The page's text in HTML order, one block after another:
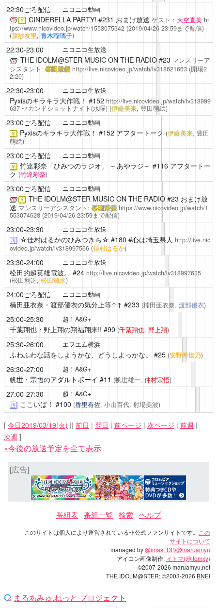
22:30ごろ配信 ニコニコ動画
￥ CINDERELLA PARTY! #231 おまけ放送 ゲスト： 大空直美 ht
tps://www.nicovideo.jp/watch/1553075342(2019/04/26 23:59まで配信)
(原紗友里, 青木瑠璃子)
22:30-23:00 ニコニコ生放送
THE IDOLM@STER MUSIC ON THE RADIO#23 マンスリーア
シスタント:峯田茉優 http://live.nicovideo.jp/watch/lv318621663(開場2
2:20)
22:30-23:00 ニコニコ生放送
Pyxisのキラキラ大作戦！ #152 http://live.nicovideo.jp/watch/lv318999
637セカンドショットナイト(水曜) (伊藤美来, 豊田萌絵)
23:00ごろ配信 ニコニコ動画
￥ Pyxisのキラキラ大作戦！ #152 アフタートーク (伊藤美来, 豊田
萌絵)
23:00ごろ配信 ニコニコ動画
￥ 竹達彩奈「ひみつのラジオ」 ～あやラジ～ #116 アフタートー
ク(竹達彩奈)
23:00ごろ配信 ニコニコ動画
￥ THE IDOLM@STER MUSIC ON THE RADIO#23 おまけ放
送 マンスリーアシスタント: 峯田茉優 https://www.nicovideo.jp/watch/1
553074628(2019/04/26 23:59まで配信)
23:00-23:30 ニコニコ生放送
再 ☆佳村はるかのひみつきち☆ #180 #心は埼玉県人 http://live.nic
ovideo.jp/watch/lv318997566 (佳村はるか)
23:30-24:00 ニコニコ生放送
松田的超英雄電波。 #24 http://live.nicovideo.jp/watch/lv318997635
(松田利冴, 松田颯水)
24:00ごろ配信 ニコニコ動画
楠田亜衣奈・渡部優衣の気分上等↑↑ #233 (楠田亜衣奈, 渡部優衣)
25:00-25:30 超！A&G+
千葉翔也・野上翔の翔福翔来!! #90 (千葉翔也, 野上翔)
25:30-26:00 エフエム横浜
ふわふわな話をしようかな、どうしよっかな。 #25 (安野希世乃)
26:30-27:00 超！A&G+
帆世・宗悟のアダルトボーイ #11 (帆世雄一, 仲村宗悟)
27:00-27:30 超！A&G+
再 ここいば！ #100 (香里有佐, 小山百代, 射場美波)
[ 今日2019/03/19(火) || 前日 | 翌日 | 前ページ | 次ページ | 前週 |
次週 ]
»今後の放送予定を全て表示
[広告]
番組表 番組一覧 検索 ヘルプ
このサイトは個人により運営されている非公式ファンサイトです。
この
サイトについて
managed by@imas_DB/@maruamyu
アイコン画像制作: イトマ(@itomxy)
©2007-2026 maruamyu.net
THE IDOLM@STER: ©2003-2026 BNEI
まるあみゅ.ねっと プロジェクト